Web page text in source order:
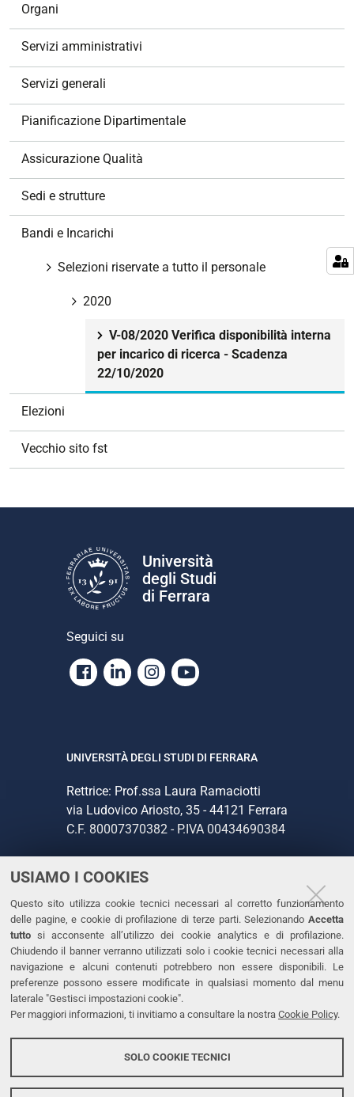
USIAMO I COOKIES
Questo sito utilizza cookie tecnici necessari al corretto funzionamento
delle pagine, e cookie di profilazione di terze parti. Selezionando Accetta
tutto si acconsente all’utilizzo dei cookie analytics e di profilazione.
Chiudendo il banner verranno utilizzati solo i cookie tecnici necessari alla
navigazione e alcuni contenuti potrebbero non essere disponibili. Le
preferenze possono essere modificate in qualsiasi momento dal menu
laterale "Gestisci impostazioni cookie".
Per maggiori informazioni, ti invitiamo a consultare la nostra Cookie Policy.
SOLO COOKIE TECNICI
Organi
Servizi amministrativi
Servizi generali
Pianificazione Dipartimentale
Assicurazione Qualità
Sedi e strutture
Bandi e Incarichi
Selezioni riservate a tutto il personale
2020
V-08/2020 Verifica disponibilità interna
per incarico di ricerca - Scadenza
22/10/2020
Elezioni
Vecchio sito fst
Università
degli Studi
di Ferrara
Seguici su
Facebook
LinkedinInstagram
Youtube
UNIVERSITÀ DEGLI STUDI DI FERRARA
Rettrice: Prof.ssa Laura Ramaciotti
via Ludovico Ariosto, 35 - 44121 Ferrara
C.F. 80007370382 - P.IVA 00434690384
CONTATTI
Tel. +39 0532 293111
Fax. +39 0532 293031
PEC
LINKS
Dichiarazione di accessibilità
Protezione dati personali